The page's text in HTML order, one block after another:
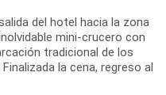
del hotel hacia la zona
mini-crucero con
tradicional de los
la cena, regreso al